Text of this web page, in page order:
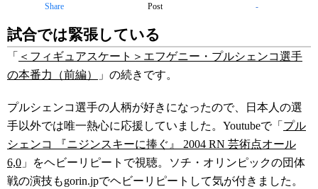
Share Post -
試合では緊張している
「 ＜フィギュアスケート＞エフゲニー・プルシェンコ選手
の本番力（前編）
」の続きです。
プルシェンコ選手の人柄が好きになったので、日本人の選
手以外では唯一熱心に応援していました。Youtubeで「 プル
シェンコ 『ニジンスキーに捧ぐ』 2004 RN 芸術点オール
6,0 」をヘビーリピートで視聴。ソチ・オリンピックの団体
戦の演技もgorin.jpでヘビーリピートして気が付きました。